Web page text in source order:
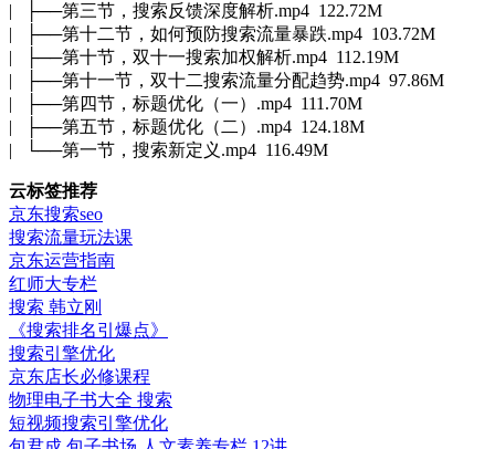
| ├──第三节，搜索反馈深度解析.mp4 122.72M
| ├──第十二节，如何预防搜索流量暴跌.mp4 103.72M
| ├──第十节，双十一搜索加权解析.mp4 112.19M
| ├──第十一节，双十二搜索流量分配趋势.mp4 97.86M
| ├──第四节，标题优化（一）.mp4 111.70M
| ├──第五节，标题优化（二）.mp4 124.18M
| └──第一节，搜索新定义.mp4 116.49M
云标签推荐
京东搜索seo
搜索流量玩法课
京东运营指南
红师大专栏
搜索 韩立刚
《搜索排名引爆点》
搜索引擎优化
京东店长必修课程
物理电子书大全 搜索
短视频搜索引擎优化